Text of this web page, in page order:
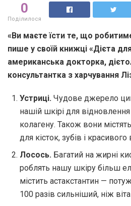
0
Поділилося
«Ви маєте їсти те, що
пише у своїй книжці «Дієта
американська докторка,
консультантка з харчування
Устриці. Чудове джерело
нашій шкірі для
колагену. Також вони
для кісток, зубів і красивого
Лосось. Багатий на жирні
роблять нашу шкіру більш
містить астакстантин —
100 разів сильніший, ніж